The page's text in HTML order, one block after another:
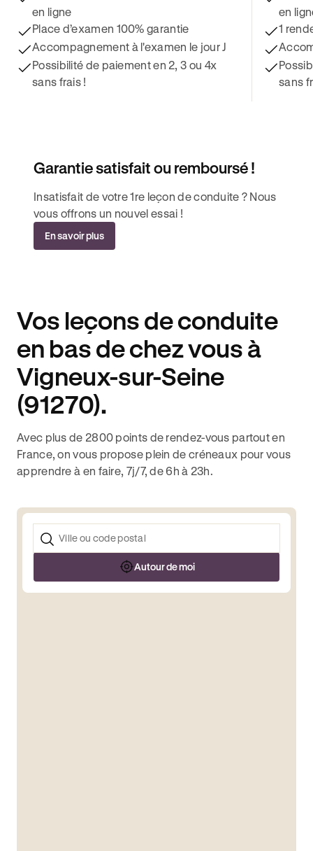
en ligne
Place d’examen 100% garantie
Accompagnement à l'examen le jour J
Possibilité de paiement en 2, 3 ou 4x
sans frais !
en
1
sans
Garantie satisfait ou remboursé !
Insatisfait de votre 1re leçon de conduite ? Nous
vous offrons un nouvel essai !
En savoir plus
Vos leçons de conduite
en bas de chez vous à
Vigneux-sur-Seine
(91270).
Avec plus de 2800 points de rendez-vous partout en
France, on vous propose plein de créneaux pour vous
apprendre à en faire, 7j/7, de 6h à 23h.
Autour de moi